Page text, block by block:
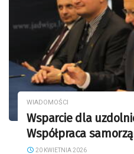
WIADOMOŚCI
Wsparcie dla
Współpraca
20 KWIETNIA 2026